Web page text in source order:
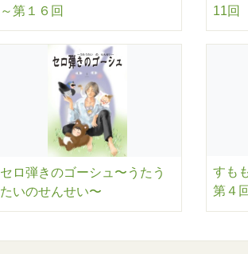
～第１６回
11回
セロ弾きのゴーシュ〜うたう
たいのせんせい〜
すも
第４回